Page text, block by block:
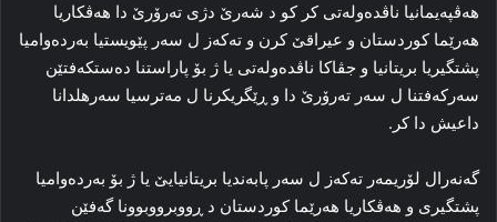
هه‌ڤپه‌یمانیا ناڤده‌وله‌تی کر کو د شه‌رێ دژی ته‌رۆرێ دا هه‌ڤکاریا
هه‌رێما کوردستان و عیراقێ کرن و ته‌که‌ز ل سه‌ر پێویستیا به‌رده‌وامیا
پشتگیریا بریتانیا و جڤاکا ناڤده‌وله‌تی یا ژ بۆ پاراستنا ده‌ستکه‌فتێن
سه‌رکه‌فتنا ل سه‌ر ته‌رۆرێ دا و ڕێگریکرنا ل مه‌ترسیا سه‌رهلدانا
داعیش دا کر.
گه‌نه‌رال لۆریمه‌ر ته‌که‌ز ل سه‌ر پابه‌ندیا بریتانیایێ یا ژ بۆ به‌رده‌وامیا
پشتگیری و هه‌ڤکاریا هه‌رێما کوردستان د ڕووبرووبوونا گه‌فێن